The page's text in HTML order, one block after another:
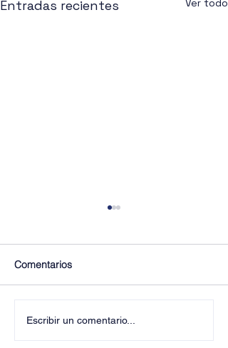
Entradas recientes Ver todo
¡Descubre la magia de la
Comentarios
Escribir un comentario...